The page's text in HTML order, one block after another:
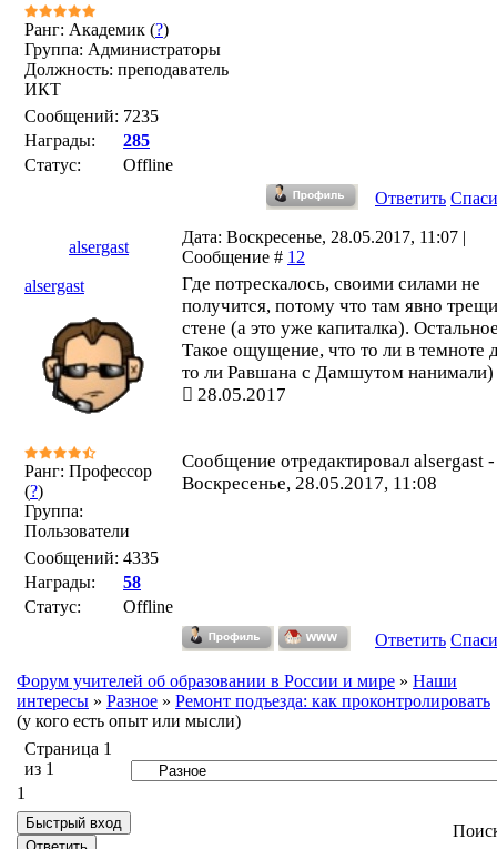
Ранг: Академик (?)
Группа: Администраторы
Должность: преподаватель
ИКТ
Сообщений: 7235
Награды:
285
Статус:
Offline
Ответить
alsergast
Дата: Воскресенье, 28.05.2017, 11:07 |
Сообщение # 12
alsergast
Ранг: Профессор
(?)
Группа:
Пользователи
Сообщений: 4335
Награды:
58
Статус:
Offline
Где потрескалось, своими силами не
получится, потому что там явно
стене (а это уже капиталка).
Такое ощущение, что то ли в темноте
то ли Равшана с Дамшутом нанимали)
28.05.2017
Сообщение отредактировал alsergast -
Воскресенье, 28.05.2017, 11:08
Ответить
Форум учителей об образовании в России и мире » Наши
интересы » Разное » Ремонт подъезда: как проконтролировать
(у кого есть опыт или мысли)
Страница 1
из 1
1